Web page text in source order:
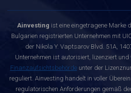
Ainvesting ist eine eingetragene Marke
Bulgarien registrierten Unternehmen mit
der Nikola Y. Vaptsarov Blvd. 51A,
Unternehmen ist autorisiert, lizenziert
Finanzaufsichtsbehördeunter der
reguliert. Ainvesting handelt in voller
regulatorischen Anforderungen gemäß